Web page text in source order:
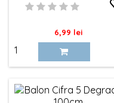
Pret
6,99 lei